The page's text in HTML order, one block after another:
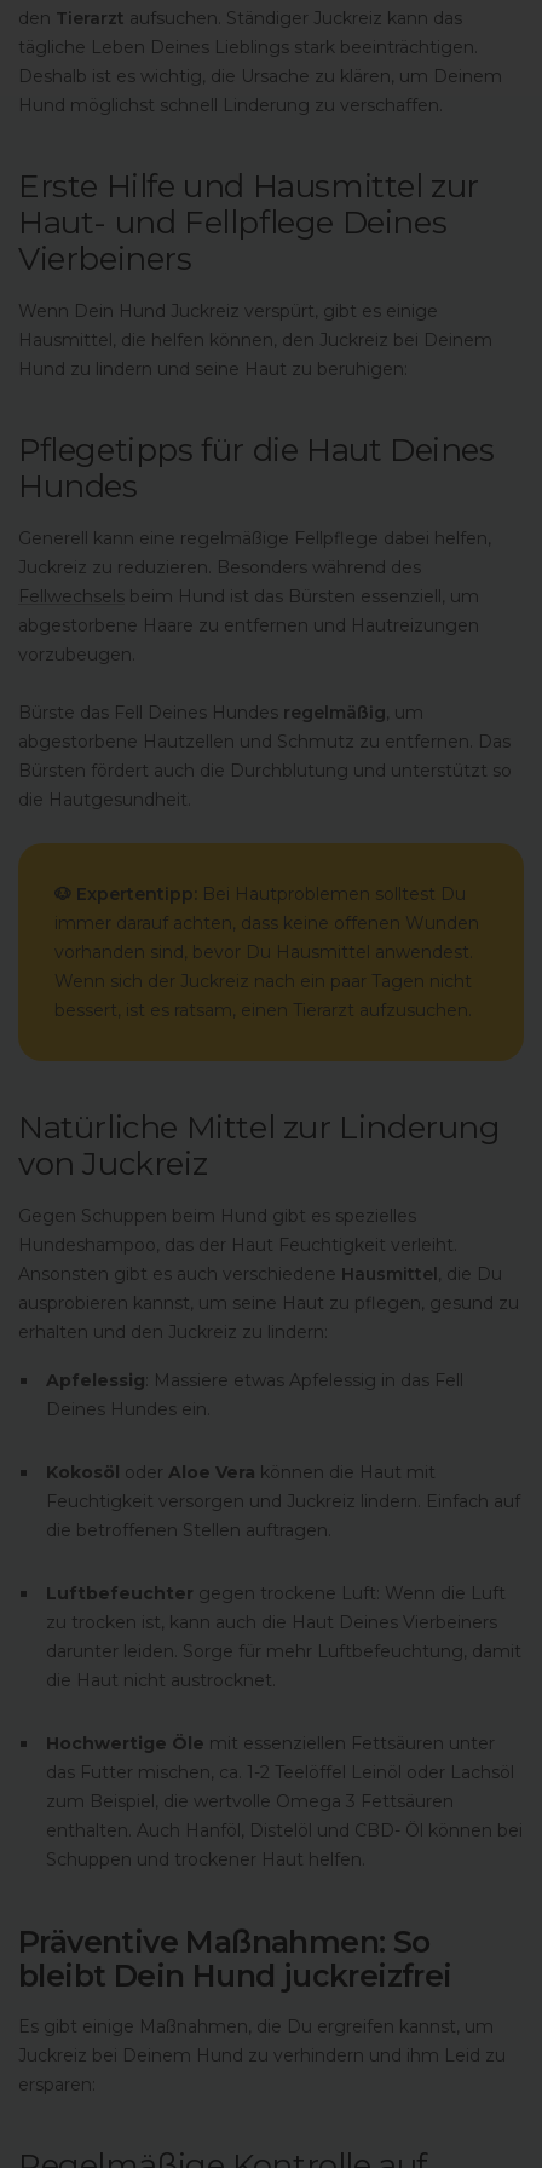
den Tierarzt aufsuchen. Ständiger Juckreiz kann das
tägliche Leben Deines Lieblings stark beeinträchtigen.
Deshalb ist es wichtig, die Ursache zu klären, um Deinem
Hund möglichst schnell Linderung zu verschaffen.
Erste Hilfe und Hausmittel zur
Haut- und Fellpflege Deines
Vierbeiners
Wenn Dein Hund Juckreiz verspürt, gibt es einige
Hausmittel, die helfen können, den Juckreiz bei Deinem
Hund zu lindern und seine Haut zu beruhigen:
Pflegetipps für die Haut Deines
Hundes
Generell kann eine regelmäßige Fellpflege dabei helfen,
Juckreiz zu reduzieren. Besonders während des
Fellwechsels beim Hund ist das Bürsten essenziell, um
abgestorbene Haare zu entfernen und Hautreizungen
vorzubeugen.
Bürste das Fell Deines Hundes regelmäßig, um
abgestorbene Hautzellen und Schmutz zu entfernen. Das
Bürsten fördert auch die Durchblutung und unterstützt so
die Hautgesundheit.
🐶 Expertentipp: Bei Hautproblemen solltest Du
immer darauf achten, dass keine offenen Wunden
vorhanden sind, bevor Du Hausmittel anwendest.
Wenn sich der Juckreiz nach ein paar Tagen nicht
bessert, ist es ratsam, einen Tierarzt aufzusuchen.
Natürliche Mittel zur Linderung
von Juckreiz
Gegen Schuppen beim Hund gibt es spezielles
Hundeshampoo, das der Haut Feuchtigkeit verleiht.
Ansonsten gibt es auch verschiedene Hausmittel, die Du
ausprobieren kannst, um seine Haut zu pflegen, gesund zu
erhalten und den Juckreiz zu lindern:
Apfelessig: Massiere etwas Apfelessig in das Fell
Deines Hundes ein.
Kokosöl oder Aloe Vera können die Haut mit
Feuchtigkeit versorgen und Juckreiz lindern. Einfach auf
die betroffenen Stellen auftragen.
Luftbefeuchter gegen trockene Luft: Wenn die Luft
zu trocken ist, kann auch die Haut Deines Vierbeiners
darunter leiden. Sorge für mehr Luftbefeuchtung, damit
die Haut nicht austrocknet.
Hochwertige Öle mit essenziellen Fettsäuren unter
das Futter mischen, ca. 1-2 Teelöffel Leinöl oder Lachsöl
zum Beispiel, die wertvolle Omega 3 Fettsäuren
enthalten. Auch Hanföl, Distelöl und CBD- Öl können bei
Schuppen und trockener Haut helfen.
Präventive Maßnahmen: So
bleibt Dein Hund juckreizfrei
Es gibt einige Maßnahmen, die Du ergreifen kannst, um
Juckreiz bei Deinem Hund zu verhindern und ihm Leid zu
ersparen: